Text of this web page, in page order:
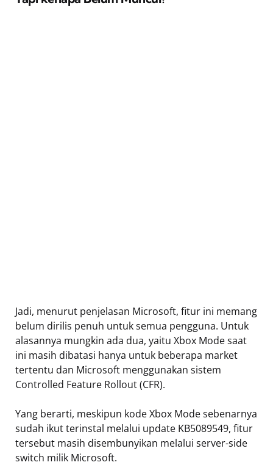
Jadi, menurut penjelasan Microsoft, fitur ini memang
belum dirilis penuh untuk semua pengguna. Untuk
alasannya mungkin ada dua, yaitu Xbox Mode saat
ini masih dibatasi hanya untuk beberapa market
tertentu dan Microsoft menggunakan sistem
Controlled Feature Rollout (CFR).
Yang berarti, meskipun kode Xbox Mode sebenarnya
sudah ikut terinstal melalui update KB5089549, fitur
tersebut masih disembunyikan melalui server-side
switch milik Microsoft.